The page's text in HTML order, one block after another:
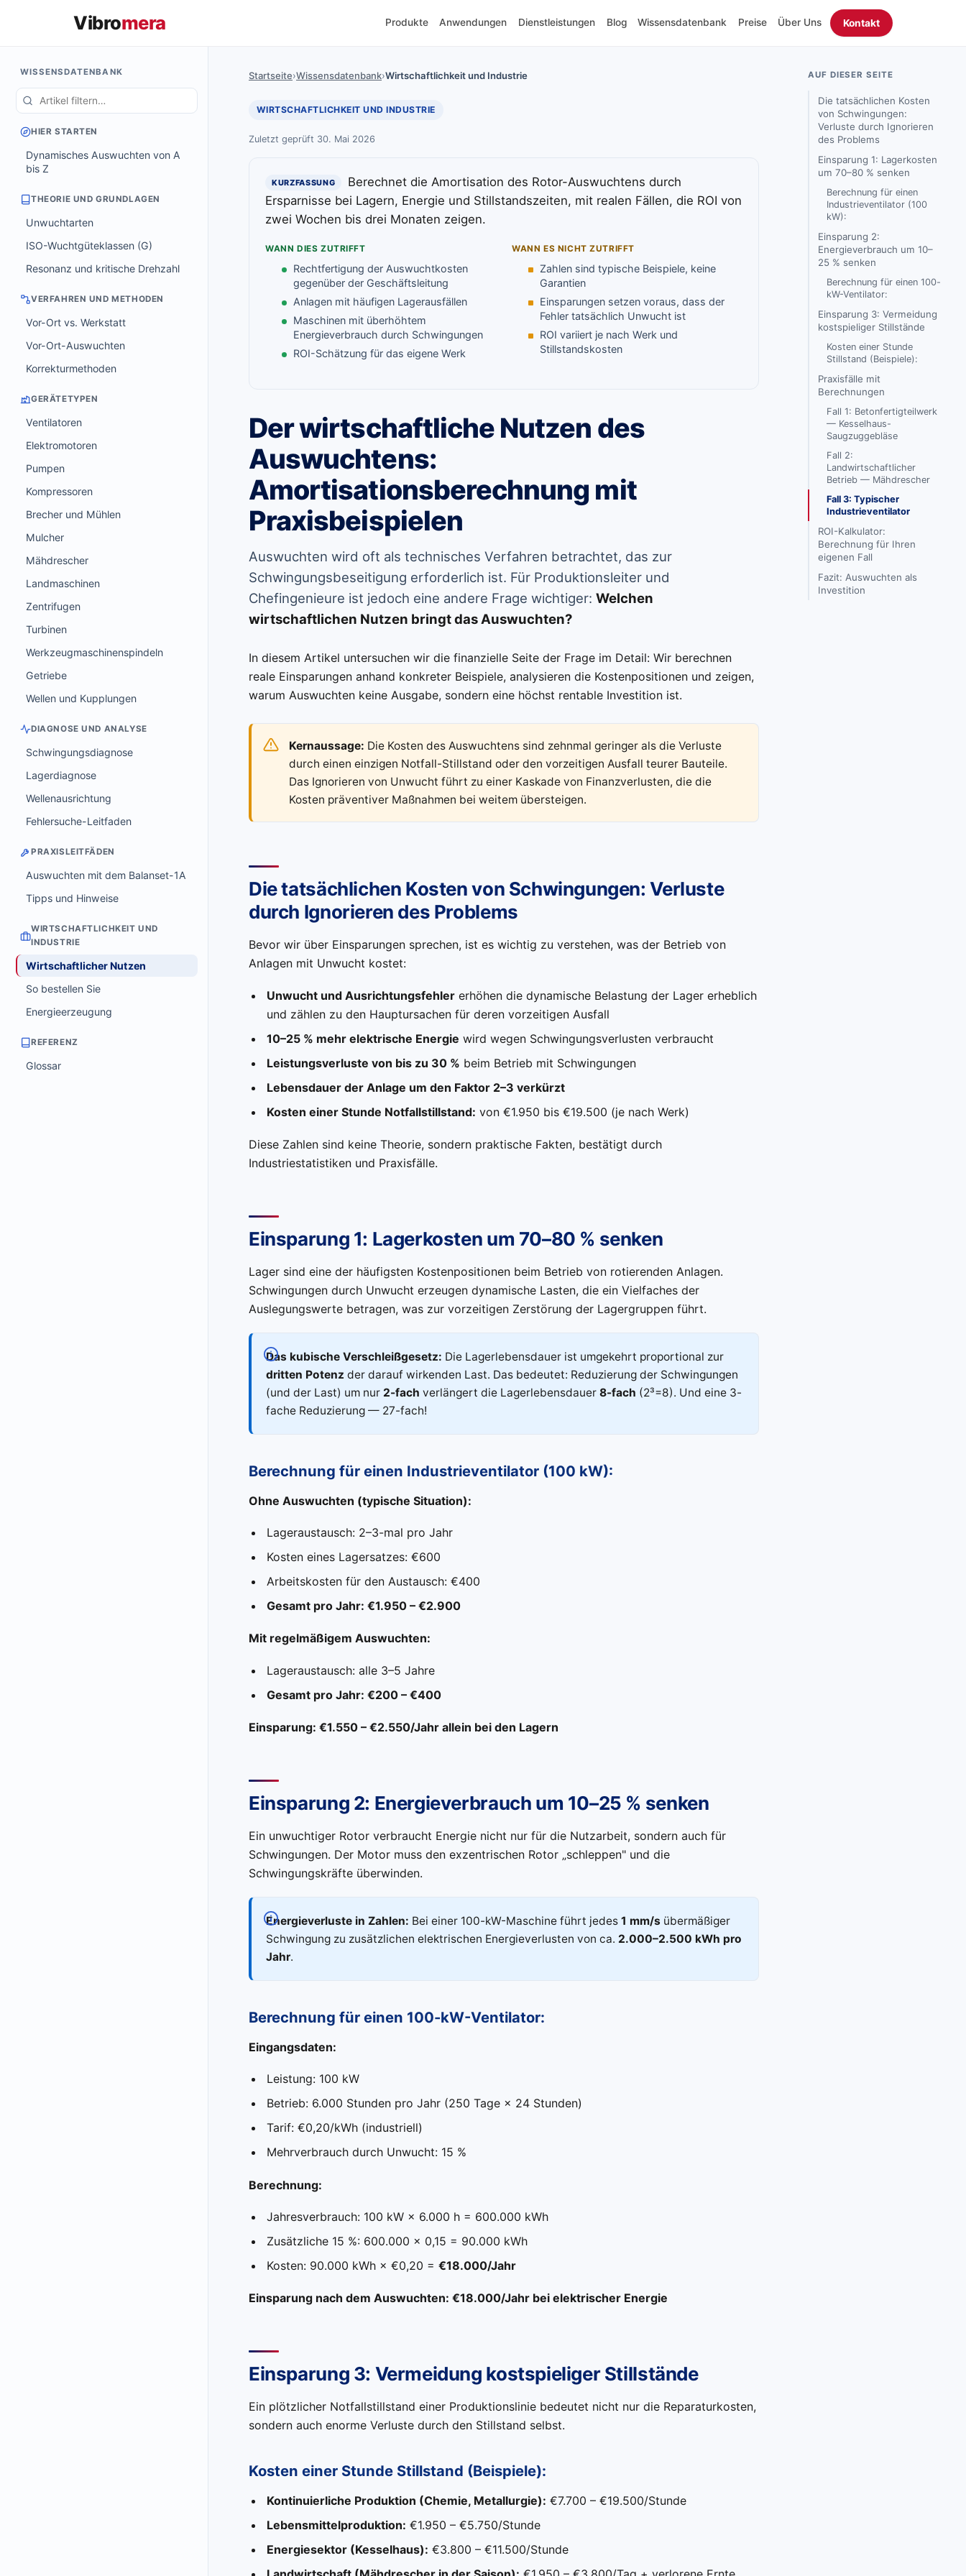
Vibromera Produkte Anwendungen Dienstleistungen Blog Wissensdatenbank Preise Über Uns Kontakt
WISSENSDATENBANK
HIER STARTEN
Dynamisches Auswuchten von A
bis Z
THEORIE UND GRUNDLAGEN
Unwuchtarten
ISO-Wuchtgüteklassen (G)
Resonanz und kritische Drehzahl
VERFAHREN UND METHODEN
Vor-Ort vs. Werkstatt
Vor-Ort-Auswuchten
Korrekturmethoden
GERÄTETYPEN
Ventilatoren
Elektromotoren
Pumpen
Kompressoren
Brecher und Mühlen
Mulcher
Mähdrescher
Landmaschinen
Zentrifugen
Turbinen
Werkzeugmaschinenspindeln
Getriebe
Wellen und Kupplungen
DIAGNOSE UND ANALYSE
Schwingungsdiagnose
Lagerdiagnose
Wellenausrichtung
Fehlersuche-Leitfaden
PRAXISLEITFÄDEN
Auswuchten mit dem Balanset-1A
Tipps und Hinweise
WIRTSCHAFTLICHKEIT UND
INDUSTRIE
Wirtschaftlicher Nutzen
So bestellen Sie
Energieerzeugung
REFERENZ
Glossar
Startseite›Wissensdatenbank›Wirtschaftlichkeit und Industrie
WIRTSCHAFTLICHKEIT UND INDUSTRIE
Zuletzt geprüft 30. Mai 2026
KURZFASSUNG
Berechnet die Amortisation des Rotor-Auswuchtens durch
Ersparnisse bei Lagern, Energie und Stillstandszeiten, mit realen Fällen, die ROI von
zwei Wochen bis drei Monaten zeigen.
WANN DIES ZUTRIFFT
Rechtfertigung der Auswuchtkosten
gegenüber der Geschäftsleitung
Anlagen mit häufigen Lagerausfällen
Maschinen mit überhöhtem
Energieverbrauch durch Schwingungen
ROI-Schätzung für das eigene Werk
WANN ES NICHT ZUTRIFFT
Zahlen sind typische Beispiele, keine
Garantien
Einsparungen setzen voraus, dass der
Fehler tatsächlich Unwucht ist
ROI variiert je nach Werk und
Stillstandskosten
Der wirtschaftliche Nutzen des
Auswuchtens:
Amortisationsberechnung mit
Praxisbeispielen
Auswuchten wird oft als technisches Verfahren betrachtet, das zur
Schwingungsbeseitigung erforderlich ist. Für Produktionsleiter und
Chefingenieure ist jedoch eine andere Frage wichtiger: Welchen
wirtschaftlichen Nutzen bringt das Auswuchten?
In diesem Artikel untersuchen wir die finanzielle Seite der Frage im Detail: Wir berechnen
reale Einsparungen anhand konkreter Beispiele, analysieren die Kostenpositionen und zeigen,
warum Auswuchten keine Ausgabe, sondern eine höchst rentable Investition ist.
Kernaussage: Die Kosten des Auswuchtens sind zehnmal geringer als die Verluste
durch einen einzigen Notfall-Stillstand oder den vorzeitigen Ausfall teurer Bauteile.
Das Ignorieren von Unwucht führt zu einer Kaskade von Finanzverlusten, die die
Kosten präventiver Maßnahmen bei weitem übersteigen.
Die tatsächlichen Kosten von Schwingungen: Verluste
durch Ignorieren des Problems
Bevor wir über Einsparungen sprechen, ist es wichtig zu verstehen, was der Betrieb von
Anlagen mit Unwucht kostet:
Unwucht und Ausrichtungsfehlererhöhen die dynamische Belastung der Lager erheblich
und zählen zu den Hauptursachen für deren vorzeitigen Ausfall
10–25 % mehr elektrische Energie wird wegen Schwingungsverlusten verbraucht
Leistungsverluste von bis zu 30 % beim Betrieb mit Schwingungen
Lebensdauer der Anlage um den Faktor 2–3 verkürzt
Kosten einer Stunde Notfallstillstand: von €1.950 bis €19.500 (je nach Werk)
Diese Zahlen sind keine Theorie, sondern praktische Fakten, bestätigt durch
Industriestatistiken und Praxisfälle.
Einsparung 1: Lagerkosten um 70–80 % senken
Lager sind eine der häufigsten Kostenpositionen beim Betrieb von rotierenden Anlagen.
Schwingungen durch Unwucht erzeugen dynamische Lasten, die ein Vielfaches der
Auslegungswerte betragen, was zur vorzeitigen Zerstörung der Lagergruppen führt.
Das kubische Verschleißgesetz: Die Lagerlebensdauer ist umgekehrt proportional zur
dritten Potenz der darauf wirkenden Last. Das bedeutet: Reduzierung der Schwingungen
(und der Last) um nur 2-fach verlängert die Lagerlebensdauer 8-fach (2³=8). Und eine 3-
fache Reduzierung — 27-fach!
Berechnung für einen Industrieventilator (100 kW):
Ohne Auswuchten (typische Situation):
Lageraustausch: 2–3-mal pro Jahr
Kosten eines Lagersatzes: €600
Arbeitskosten für den Austausch: €400
Gesamt pro Jahr: €1.950 – €2.900
Mit regelmäßigem Auswuchten:
Lageraustausch: alle 3–5 Jahre
Gesamt pro Jahr: €200 – €400
Einsparung: €1.550 – €2.550/Jahr allein bei den Lagern
Einsparung 2: Energieverbrauch um 10–25 % senken
Ein unwuchtiger Rotor verbraucht Energie nicht nur für die Nutzarbeit, sondern auch für
Schwingungen. Der Motor muss den exzentrischen Rotor „schleppen" und die
Schwingungskräfte überwinden.
Energieverluste in Zahlen: Bei einer 100-kW-Maschine führt jedes 1 mm/s übermäßiger
Schwingung zu zusätzlichen elektrischen Energieverlusten von ca. 2.000–2.500 kWh pro
Jahr.
Berechnung für einen 100-kW-Ventilator:
Eingangsdaten:
Leistung: 100 kW
Betrieb: 6.000 Stunden pro Jahr (250 Tage × 24 Stunden)
Tarif: €0,20/kWh (industriell)
Mehrverbrauch durch Unwucht: 15 %
Berechnung:
Jahresverbrauch: 100 kW × 6.000 h = 600.000 kWh
Zusätzliche 15 %: 600.000 × 0,15 = 90.000 kWh
Kosten: 90.000 kWh × €0,20 = €18.000/Jahr
Einsparung nach dem Auswuchten: €18.000/Jahr bei elektrischer Energie
Einsparung 3: Vermeidung kostspieliger Stillstände
Ein plötzlicher Notfallstillstand einer Produktionslinie bedeutet nicht nur die Reparaturkosten,
sondern auch enorme Verluste durch den Stillstand selbst.
Kosten einer Stunde Stillstand (Beispiele):
Kontinuierliche Produktion (Chemie, Metallurgie): €7.700 – €19.500/Stunde
Lebensmittelproduktion: €1.950 – €5.750/Stunde
Energiesektor (Kesselhaus): €3.800 – €11.500/Stunde
AUF DIESER SEITE
Die tatsächlichen Kosten
von Schwingungen:
Verluste durch Ignorieren
des Problems
Einsparung 1: Lagerkosten
um 70–80 % senken
Berechnung für einen
Industrieventilator (100
kW):
Einsparung 2:
Energieverbrauch um 10–
25 % senken
Berechnung für einen 100-
kW-Ventilator:
Einsparung 3: Vermeidung
kostspieliger Stillstände
Kosten einer Stunde
Stillstand (Beispiele):
Praxisfälle mit
Berechnungen
Fall 1: Betonfertigteilwerk
— Kesselhaus-
Saugzuggebläse
Fall 2:
Landwirtschaftlicher
Betrieb — Mähdrescher
Fall 3: Typischer
Industrieventilator
ROI-Kalkulator:
Berechnung für Ihren
eigenen Fall
Fazit: Auswuchten als
Investition